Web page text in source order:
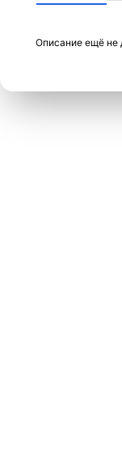
Описание ещё не